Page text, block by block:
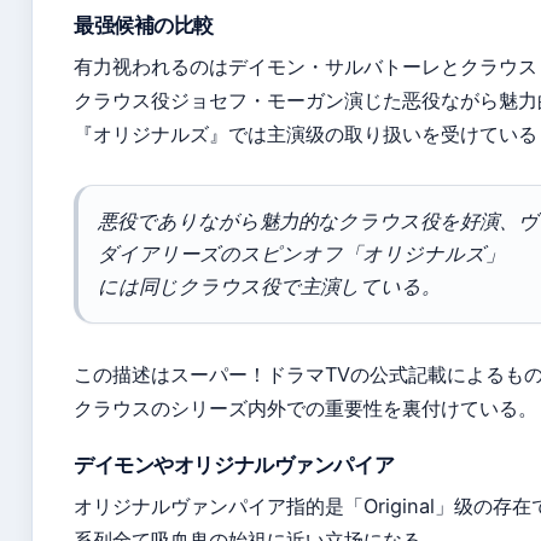
最强候補の比較
有力视われるのはデイモン・サルバトーレとクラウ
クラウス役ジョセフ・モーガン演じた恶役ながら魅
『オリジナルズ』では主演级の取り扱いを受けてい
悪役でありながら魅力的なクラウス役を好演、
ダイアリーズのスピンオフ「オリジナルズ」
には同じクラウス役で主演している。
この描述はスーパー！ドラマTVの公式記載によるも
クラウスのシリーズ内外での重要性を裏付けている。
デイモンやオリジナルヴァンパイア
オリジナルヴァンパイア指的是「Original」级の存在